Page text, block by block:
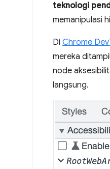
teknologi
memanipulasi
Di Chrome
mereka
node
langsung.